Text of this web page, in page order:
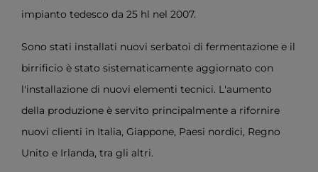
impianto tedesco da 25 hl nel 2007.
Sono stati installati nuovi serbatoi di fermentazione e il
birrificio è stato sistematicamente aggiornato con
l'installazione di nuovi elementi tecnici. L'aumento
della produzione è servito principalmente a rifornire
nuovi clienti in Italia, Giappone, Paesi nordici, Regno
Unito e Irlanda, tra gli altri.